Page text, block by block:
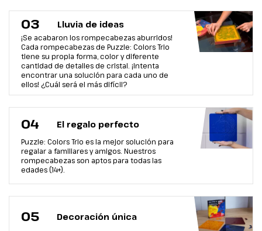
03 Lluvia de ideas
¡Se acabaron los rompecabezas aburridos!
Cada rompecabezas de Puzzle: Colors Trio
tiene su propia forma, color y diferente
cantidad de detalles de cristal. ¡Intenta
encontrar una solución para cada uno de
ellos! ¿Cuál será el más difícil?
04 El regalo perfecto
Puzzle: Colors Trio es la mejor solución para
regalar a familiares y amigos. Nuestros
rompecabezas son aptos para todas las
edades (14+).
05 Decoración única